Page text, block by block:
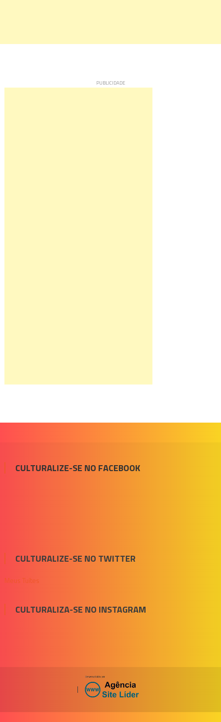
CULTURALIZE-SE NO FACEBOOK
CULTURALIZE-SE NO TWITTER
Meus Tuítes
CULTURALIZA-SE NO INSTAGRAM
|